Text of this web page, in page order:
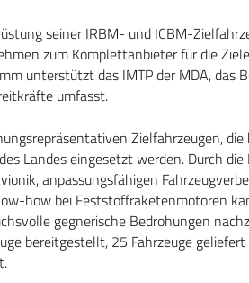
seiner IRBM- und ICBM-
zum Komplettanbieter für die Ziele
unterstützt das IMTP der MDA, das
umfasst.
Zielfahrzeugen, die
Landes eingesetzt werden. Durch
anpassungsfähigen
how bei Feststoffraketenmotoren
gegnerische Bedrohungen
bereitgestellt, 25 Fahrzeuge